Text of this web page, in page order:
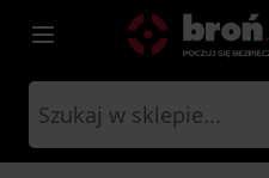
Przejdź do treści